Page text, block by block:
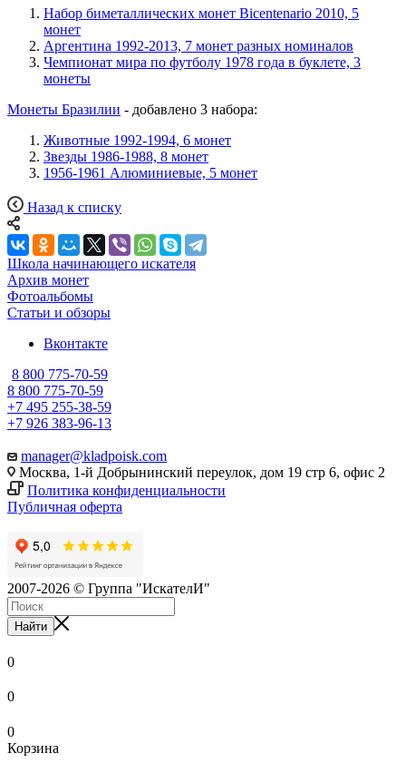
Набор биметаллических монет Bicentenario 2010, 5
монет
Аргентина 1992-2013, 7 монет разных номиналов
Чемпионат мира по футболу 1978 года в буклете, 3
монеты
Монеты Бразилии - добавлено 3 набора:
Животные 1992-1994, 6 монет
Звезды 1986-1988, 8 монет
1956-1961 Алюминиевые, 5 монет
Назад к списку
Школа начинающего искателя
Архив монет
Фотоальбомы
Статьи и обзоры
Вконтакте
8 800 775-70-59
8 800 775-70-59
+7 495 255-38-59
+7 926 383-96-13
manager@kladpoisk.com
Москва, 1-й Добрынинский переулок, дом 19 стр 6, офис 2
Политика конфиденциальности
Публичная оферта
2007-2026 © Группа "ИскателИ"
Найти
0
0
0
Корзина